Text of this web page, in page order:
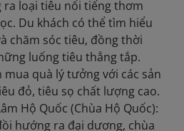
loại tiêu nổi tiếng thơm
Du khách có thể tìm hiểu
chăm sóc tiêu, đồng thời
luống tiêu thẳng tắp.
quà lý tưởng với các sản
đỏ, tiêu sọ chất lượng cao.
Hộ Quốc (Chùa Hộ Quốc):
hướng ra đại dương, chùa